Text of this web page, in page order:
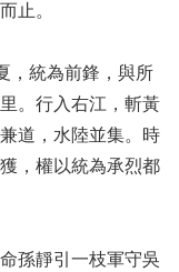
止。
，統為前鋒，與所
。行入右江，斬黃
道，水陸並集。時
，權以統為承烈都
孫靜引一枝軍守吳